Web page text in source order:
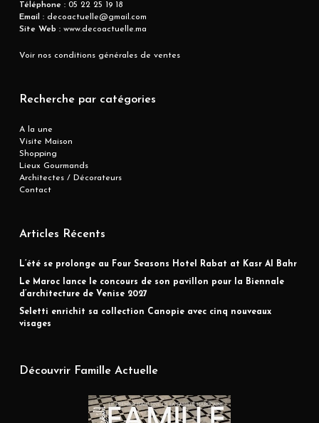
Téléphone :05 22 25 19 18
Email :decoactuelle@gmail.com
Site Web :www.decoactuelle.ma
Voir nos conditions générales de ventes
Recherche par catégories
A la une
Visite Maison
Shopping
Lieux Gourmands
Architectes / Décorateurs
Contact
Articles Récents
L’été se prolonge au Four Seasons Hotel Rabat at Kasr Al Bahr
Le Maroc lance le concours de son pavillon pour la Biennale
d’architecture de Venise 2027
Seletti enrichit sa collection Canopie avec cinq nouveaux
visages
Découvrir Famille Actuelle